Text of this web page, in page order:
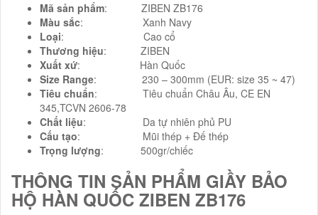
Mã sản phẩm: ZIBEN ZB176
Màu sắc: Xanh Navy
Loại: Cao cổ
Thương hiệu: ZIBEN
Xuất xứ: Hàn Quốc
Size Range: 230 – 300mm (EUR: size 35 ~ 47)
Tiêu chuẩn: Tiêu chuẩn Châu Âu, CE EN
345,TCVN 2606-78
Chất liệu: Da tự nhiên phủ PU
Cấu tạo: Mũi thép + Đế thép
Trọng lượng: 500gr/chiếc
THÔNG TIN SẢN PHẨM GIẦY BẢO
HỘ HÀN QUỐC ZIBEN ZB176